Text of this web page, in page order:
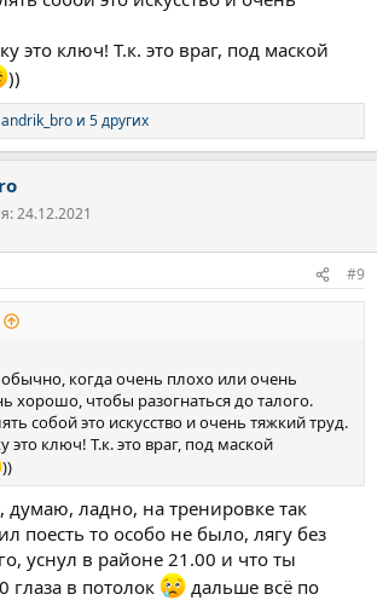
это ключ! Т.к. это враг, под маской
))
andrik_bro и 5 других
24.12.2021
#9
обычно, когда очень плохо или очень
хорошо, чтобы разогнаться до талого.
собой это искусство и очень тяжкий труд.
это ключ! Т.к. это враг, под маской
))
думаю, ладно, на тренировке так
поесть то особо не было, лягу без
уснул в районе 21.00 и что ты
глаза в потолок
дальше всё по